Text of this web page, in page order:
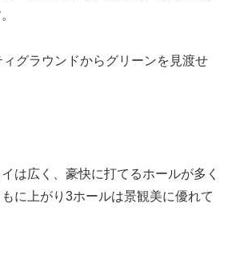
グラウンドからグリーンを見渡せ
は広く、豪快に打てるホールが多く
に上がり3ホールは景観美に優れて